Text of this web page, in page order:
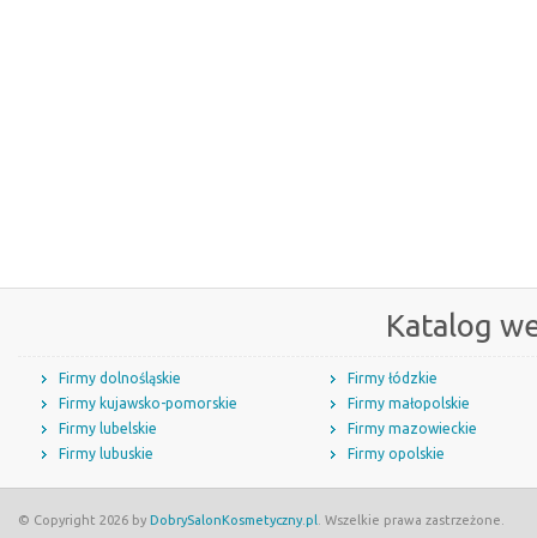
Katalog
Firmy dolnośląskie
Firmy kujawsko-pomorskie
Firmy lubelskie
Firmy lubuskie
Firmy łódzkie
Firmy małopolskie
Firmy mazowieckie
Firmy opolskie
© Copyright 2026 by DobrySalonKosmetyczny.pl . Wszelkie prawa zastrzeżone.